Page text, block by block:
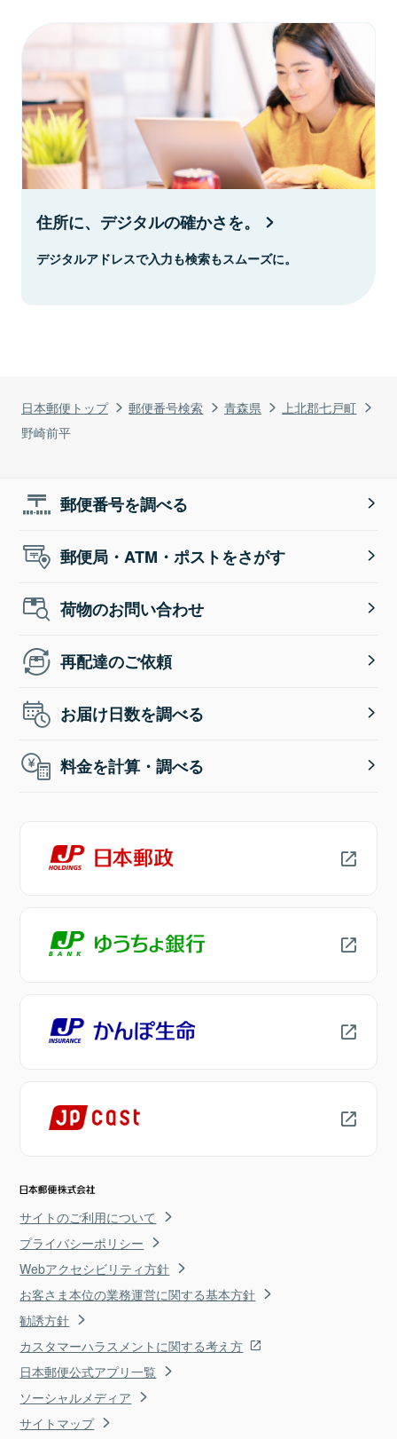
日本郵便トップ 郵便番号検索 青森県
上北郡七戸町
野崎前平
住所に、デジタルの確かさを。
デジタルアドレスで入力も検索もスムーズに。
郵便番号を調べる
郵便局・ATM・ポストをさがす
荷物のお問い合わせ
再配達のご依頼
お届け日数を調べる
料金を計算・調べる
サイトのご利用について
プライバシーポリシー
Webアクセシビリティ方針
お客さま本位の業務運営に関する基本方針
勧誘方針
カスタマーハラスメントに関する考え方
日本郵便公式アプリ一覧
ソーシャルメディア
サイトマップ